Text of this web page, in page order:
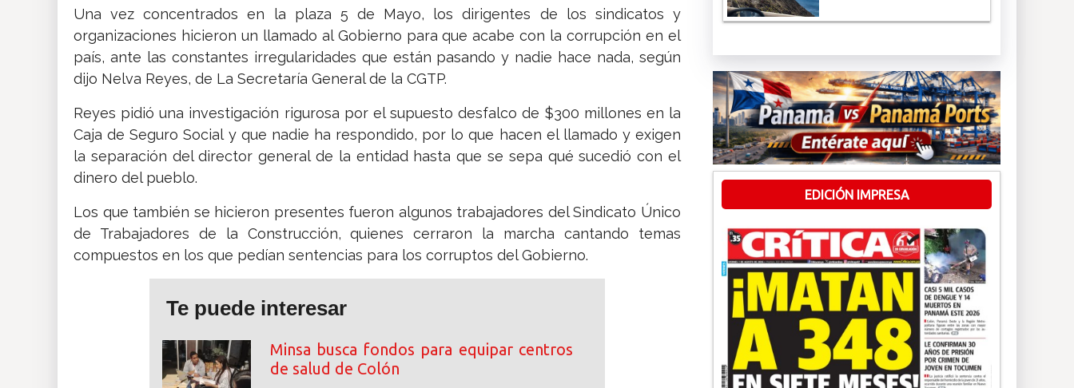
Una vez concentrados en la plaza 5 de Mayo, los dirigentes de los sindicatos y
organizaciones hicieron un llamado al Gobierno para que acabe con la corrupción en el
país, ante las constantes irregularidades que están pasando y nadie hace nada, según
dijo Nelva Reyes, de La Secretaría General de la CGTP.
Reyes pidió una investigación rigurosa por el supuesto desfalco de $300 millones en la
Caja de Seguro Social y que nadie ha respondido, por lo que hacen el llamado y exigen
la separación del director general de la entidad hasta que se sepa qué sucedió con el
dinero del pueblo.
Los que también se hicieron presentes fueron algunos trabajadores del Sindicato Único
de Trabajadores de la Construcción, quienes cerraron la marcha cantando temas
compuestos en los que pedían sentencias para los corruptos del Gobierno.
Te puede interesar
Minsa busca fondos para equipar centros
de salud de Colón
EDICIÓN IMPRESA